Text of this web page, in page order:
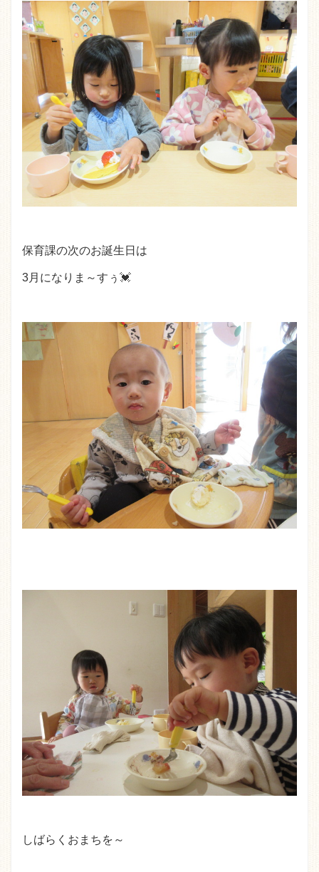
保育課の次のお誕生日は
3月になりま～すぅ💓
しばらくおまちを～